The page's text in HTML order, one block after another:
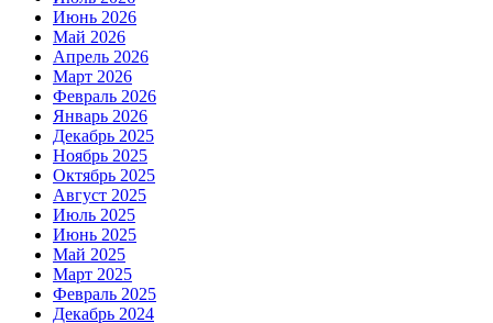
Июнь 2026
Май 2026
Апрель 2026
Март 2026
Февраль 2026
Январь 2026
Декабрь 2025
Ноябрь 2025
Октябрь 2025
Август 2025
Июль 2025
Июнь 2025
Май 2025
Март 2025
Февраль 2025
Декабрь 2024